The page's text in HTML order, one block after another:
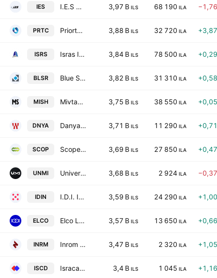
IES I.E.S Holdings Ltd. 3,97 B ILS 68 190 ILA
PRTC Priortech Limited 3,88 B ILS 32 720 ILA
ISRS Isras Investment Co. Ltd. 3,84 B ILS 78 500 ILA
BLSR Blue Square Real Estate Ltd 3,82 B ILS 31 310 ILA
MISH Mivtach Shamir Holdings Ltd. 3,75 B ILS 38 550 ILA
DNYA Danya Cebus Ltd 3,71 B ILS 11 290 ILA
SCOP Scope Metals Group Ltd 3,69 B ILS 27 850 ILA
UNMI Universal Motors Israel Ltd. 3,68 B ILS 2 924 ILA
IDIN I.D.I. Insurance Company Ltd. 3,59 B ILS 24 290 ILA
ELCO Elco Ltd. 3,57 B ILS 13 650 ILA
INRM Inrom Construction Industries Ltd 3,47 B ILS 2 320 ILA
ISCD Isracard Ltd. 3,4 B ILS 1 045 ILA